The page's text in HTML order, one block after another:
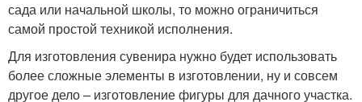
сада или начальной школы, то можно ограничиться
самой простой техникой исполнения.
Для изготовления сувенира нужно будет использовать
более сложные элементы в изготовлении, ну и совсем
другое дело – изготовление фигуры для дачного участка.